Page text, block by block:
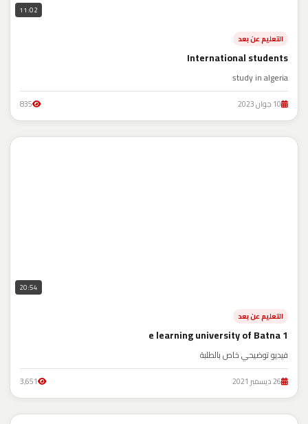
11:02
التعليم عن بعد
International students
study in algeria
10 جوان 2023 835
20:54
التعليم عن بعد
e learning university of Batna 1
فيديو توضيحي خاص بالطلبة
26 ديسمبر 2021 3,651